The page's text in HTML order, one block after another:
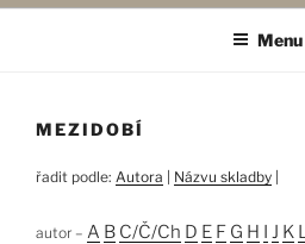
Menu
MEZIDOBÍ
řadit podle: Autora Názvu skladby
autor – A B C/Č/Ch D E F G H I J K L